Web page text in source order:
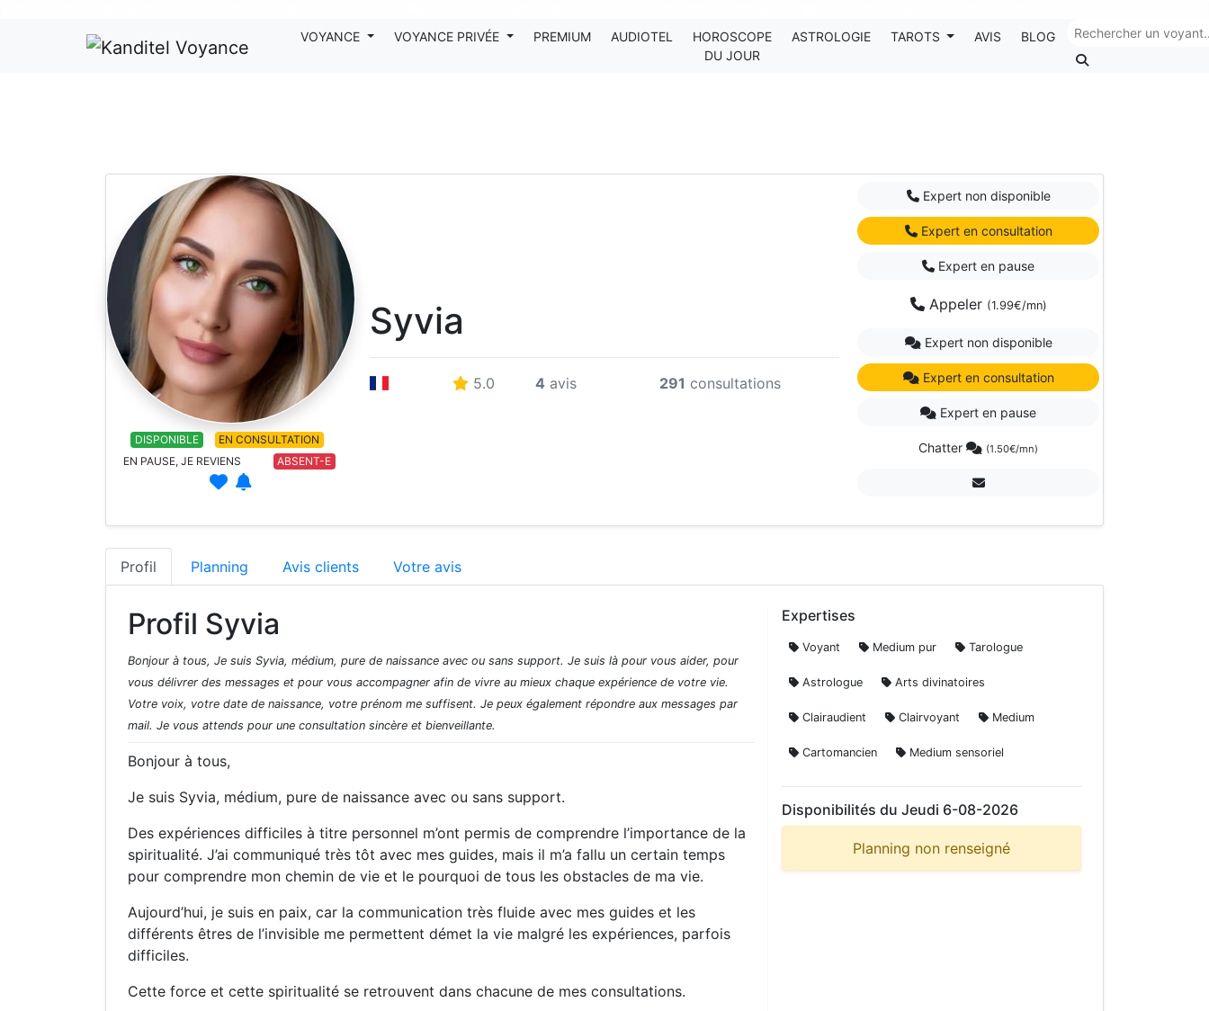
VOYANCE VOYANCE PRIVÉE PREMIUM AUDIOTEL
HOROSCOPE
DU JOUR
ASTROLOGIE TAROTS AVIS BLOG
DISPONIBLE
EN CONSULTATION
EN PAUSE, JE REVIENS
ABSENT-E
Syvia
5.0 4 avis 291 consultations
Expert non disponible
Expert en consultation
Expert en pause
Appeler (1.99€/mn)
Expert non disponible
Expert en consultation
Expert en pause
Chatter (1.50€/mn)
Profil Planning Avis clients Votre avis
Profil Syvia
Bonjour à tous, Je suis Syvia, médium, pure de naissance avec ou sans support. Je suis là pour vous aider, pour
vous délivrer des messages et pour vous accompagner afin de vivre au mieux chaque expérience de votre vie.
Votre voix, votre date de naissance, votre prénom me suffisent. Je peux également répondre aux messages par
mail. Je vous attends pour une consultation sincère et bienveillante.
Bonjour à tous,
Je suis Syvia, médium, pure de naissance avec ou sans support.
Des expériences difficiles à titre personnel m’ont permis de comprendre l’importance de la
spiritualité. J’ai communiqué très tôt avec mes guides, mais il m’a fallu un certain temps
pour comprendre mon chemin de vie et le pourquoi de tous les obstacles de ma vie.
Aujourd’hui, je suis en paix, car la communication très fluide avec mes guides et les
différents êtres de l’invisible me permettent démet la vie malgré les expériences, parfois
difficiles.
Cette force et cette spiritualité se retrouvent dans chacune de mes consultations.
Expertises
Voyant Medium pur Tarologue
Astrologue Arts divinatoires
Clairaudient Clairvoyant Medium
Cartomancien Medium sensoriel
Disponibilités du Jeudi 6-08-2026
Planning non renseigné